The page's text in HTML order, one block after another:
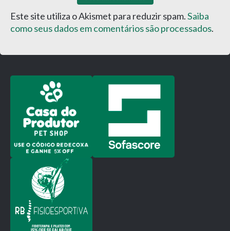
Este site utiliza o Akismet para reduzir spam.Saiba
como seus dados em comentários são processados.